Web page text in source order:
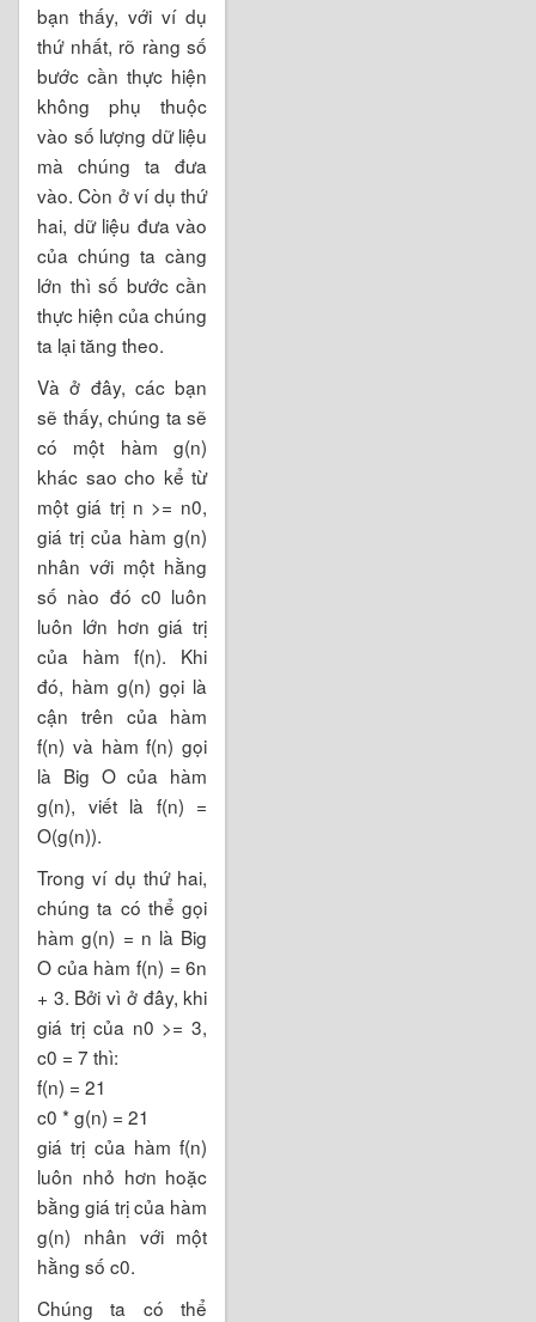
bạn thấy, với ví dụ
thứ nhất, rõ ràng số
bước cần thực hiện
không phụ thuộc
vào số lượng dữ liệu
mà chúng ta đưa
vào. Còn ở ví dụ thứ
hai, dữ liệu đưa vào
của chúng ta càng
lớn thì số bước cần
thực hiện của chúng
ta lại tăng theo.
Và ở đây, các bạn
sẽ thấy, chúng ta sẽ
có một hàm g(n)
khác sao cho kể từ
một giá trị n >= n0,
giá trị của hàm g(n)
nhân với một hằng
số nào đó c0 luôn
luôn lớn hơn giá trị
của hàm f(n). Khi
đó, hàm g(n) gọi là
cận trên của hàm
f(n) và hàm f(n) gọi
là Big O của hàm
g(n), viết là f(n) =
O(g(n)).
Trong ví dụ thứ hai,
chúng ta có thể gọi
hàm g(n) = n là Big
O của hàm f(n) = 6n
+ 3. Bởi vì ở đây, khi
giá trị của n0 >= 3,
c0 = 7 thì:
f(n) = 21
c0 * g(n) = 21
giá trị của hàm f(n)
luôn nhỏ hơn hoặc
bằng giá trị của hàm
g(n) nhân với một
hằng số c0.
Chúng ta có thể